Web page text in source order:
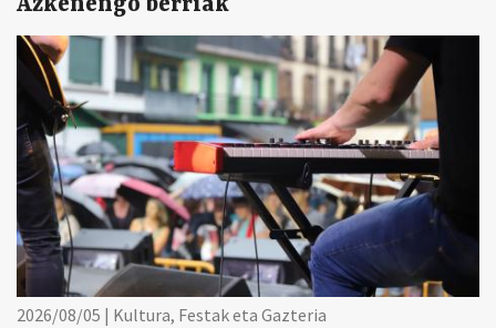
Azkenengo berriak
2026/08/05 | Kultura, Festak eta Gazteria